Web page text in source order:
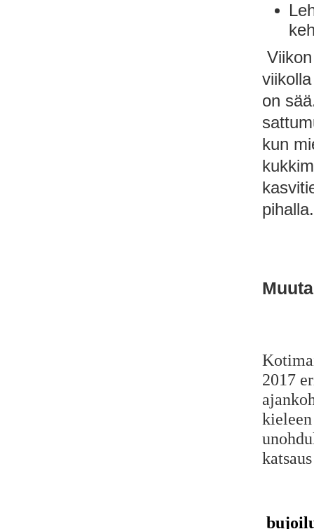
on
kun
pihalla.
2017